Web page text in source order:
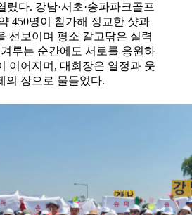
렸다. 강남·서초·송파파크골프
450명이 참가해 정교한 샷과
선보이며 평소 갈고닦은 실력
루는 순간에도 서로를 응원하
이어지며, 대회장은 열정과 웃
의 장으로 물들었다.